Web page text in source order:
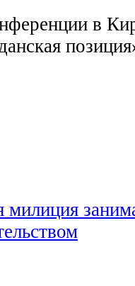
в
милиция